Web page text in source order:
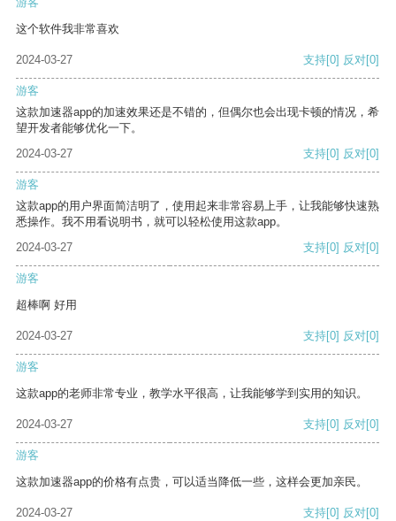
这个软件我非常喜欢
2024-03-27 支持[0] 反对[0]
游客
这款加速器app的加速效果还是不错的，但偶尔也会出现卡顿的情况，希
望开发者能够优化一下。
2024-03-27
支持[0] 反对[0]
游客
这款app的用户界面简洁明了，使用起来非常容易上手，让我能够快速熟
悉操作。我不用看说明书，就可以轻松使用这款app。
2024-03-27
支持[0] 反对[0]
游客
超棒啊 好用
2024-03-27 支持[0] 反对[0]
游客
这款app的老师非常专业，教学水平很高，让我能够学到实用的知识。
2024-03-27 支持[0] 反对[0]
游客
这款加速器app的价格有点贵，可以适当降低一些，这样会更加亲民。
2024-03-27 支持[0] 反对[0]